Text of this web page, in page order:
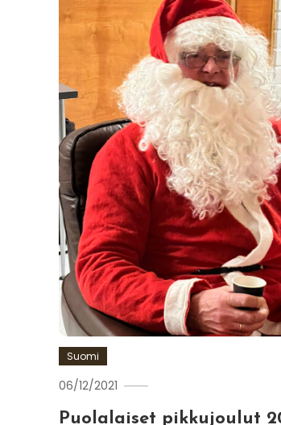
Suomi
06/12/2021
Puolalaiset pikkujoulut